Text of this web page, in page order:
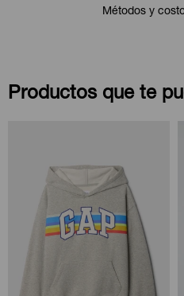
Métodos y
Productos que te